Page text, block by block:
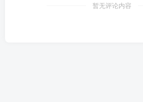
暂无评论内容